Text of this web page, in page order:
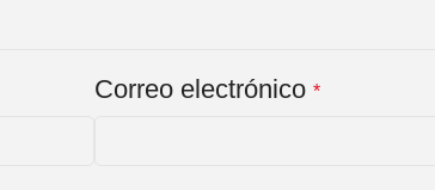
Correo electrónico *